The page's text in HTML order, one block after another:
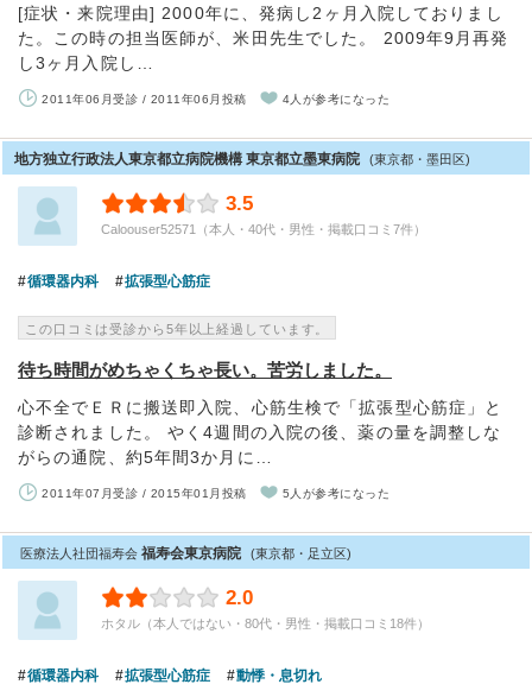
[症状・来院理由] 2000年に、発病し2ヶ月入院しておりまし
た。この時の担当医師が、米田先生でした。 2009年9月再発
し3ヶ月入院し…
2011年06月受診 / 2011年06月投稿 4人が参考になった
地方独立行政法人東京都立病院機構 東京都立墨東病院 (東京都・墨田区)
3.5
Caloouser52571（本人・40代・男性・掲載口コミ7件）
循環器内科 拡張型心筋症
この口コミは受診から5年以上経過しています。
待ち時間がめちゃくちゃ長い。苦労しました。
心不全でＥＲに搬送即入院、心筋生検で「拡張型心筋症」と
診断されました。 やく4週間の入院の後、薬の量を調整しな
がらの通院、約5年間3か月に…
2011年07月受診 / 2015年01月投稿 5人が参考になった
医療法人社団福寿会 福寿会東京病院 (東京都・足立区)
2.0
ホタル（本人ではない・80代・男性・掲載口コミ18件）
循環器内科 拡張型心筋症 動悸・息切れ